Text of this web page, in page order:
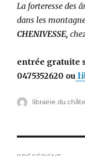
La forteresse des
dans les
CHENIVESSE,
entrée gratuite
0475352620 ou
Auteur
librairie du